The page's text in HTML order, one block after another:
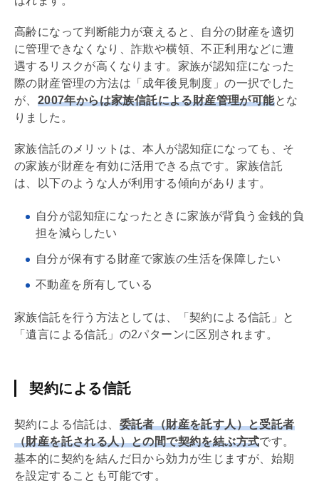
高齢になって判断能力が衰えると、自分の財産を適切
に管理できなくなり、詐欺や横領、不正利用などに遭
遇するリスクが高くなります。家族が認知症になった
際の財産管理の方法は「成年後見制度」の一択でした
が、 2007年からは家族信託による財産管理が可能とな
りました。
家族信託のメリットは、本人が認知症になっても、そ
の家族が財産を有効に活用できる点です。家族信託
は、以下のような人が利用する傾向があります。
自分が認知症になったときに家族が背負う金銭的負
担を減らしたい
自分が保有する財産で家族の生活を保障したい
不動産を所有している
家族信託を行う方法としては、「契約による信託」と
「遺言による信託」の2パターンに区別されます。
契約による信託
契約による信託は、 委託者（財産を託す人）と受託者
（財産を託される人）との間で契約を結ぶ方式です。
基本的に契約を結んだ日から効力が生じますが、始期
を設定することも可能です。